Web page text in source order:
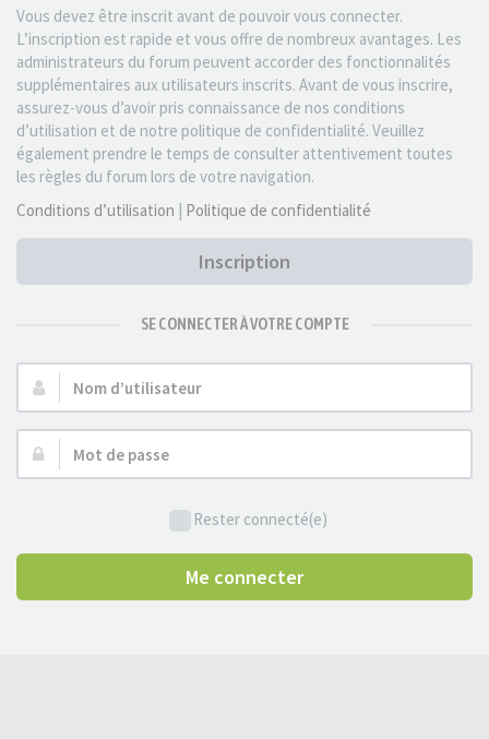
Vous devez être inscrit avant de pouvoir vous connecter.
L’inscription est rapide et vous offre de nombreux avantages. Les
administrateurs du forum peuvent accorder des fonctionnalités
supplémentaires aux utilisateurs inscrits. Avant de vous inscrire,
assurez-vous d’avoir pris connaissance de nos conditions
d’utilisation et de notre politique de confidentialité. Veuillez
également prendre le temps de consulter attentivement toutes
les règles du forum lors de votre navigation.
Conditions d’utilisation | Politique de confidentialité
Inscription
SE CONNECTER À VOTRE COMPTE
Nom
d’utilisateur :
Mot
de
Rester connecté(e)
Me connecter